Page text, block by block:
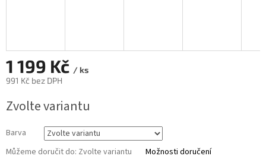
1 199 Kč / ks
991 Kč bez DPH
cena:
Zvolte variantu
Barva
Můžeme doručit do: Zvolte variantu Možnosti doručení